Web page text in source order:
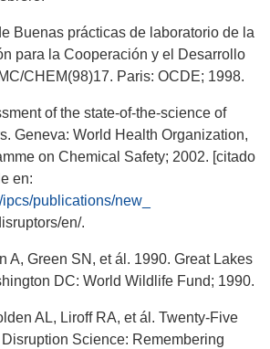
Buenas prácticas de laboratorio de la
para la Cooperación y el Desarrollo
CHEM(98)17. Paris: OCDE; 1998.
of the state-of-the-science of
Geneva: World Health Organization,
on Chemical Safety; 2002. [citado
en:
publications/new_
en/.
A, Green SN, et ál. 1990. Great Lakes
DC: World Wildlife Fund; 1990.
AL, Liroff RA, et ál. Twenty-Five
Science: Remembering